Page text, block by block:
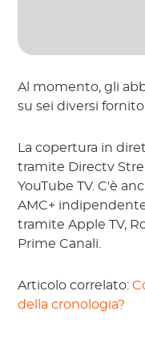
Al momento, gli
su sei diversi
La copertura in
tramite Directv
YouTube TV. C'è
AMC+
tramite Apple TV,
Prime Canali.
Articolo correlato:
della cronologia?